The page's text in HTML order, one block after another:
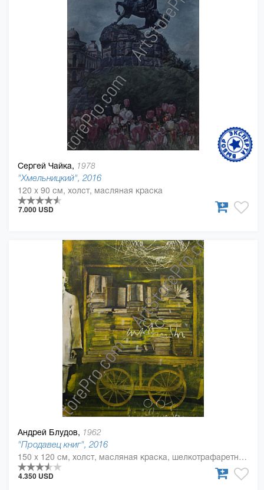
Сергей Чайка, 1978
"Хмельницкий", 2016
120 x 90 см, холст, масляная краска
7.000 USD
Андрей Блудов, 1962
"Продавец книг", 2016
150 x 120 см, холст, масляная краска, шелкотрафаретная краска
4.350 USD